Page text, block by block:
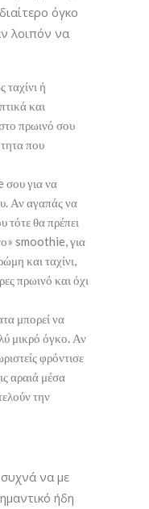
όγκο
λοιπόν να
ή
και
πρωινό σου
που
σου για να
Αν αγαπάς να
τότε θα πρέπει
smoothie, για
και ταχίνι,
πρωινό και όχι
μπορεί να
μικρό όγκο. Αν
φρόντισε
αραιά μέσα
την
να με
ήδη